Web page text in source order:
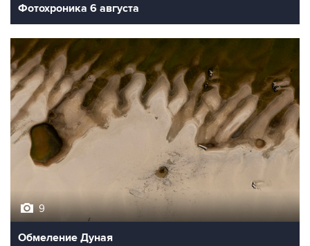
Фотохроника 6 августа
9
Обмеление Дуная